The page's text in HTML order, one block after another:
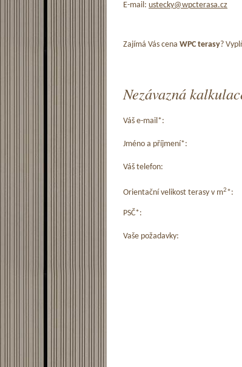
E-mail: ustecky@wpcterasa.cz
Zajímá Vás cena WPC terasy?
Nezávazná
Váš e-mail*:
Jméno a příjmení*:
Váš telefon:
Orientační velikost terasy v m2*:
PSČ*:
Vaše požadavky: